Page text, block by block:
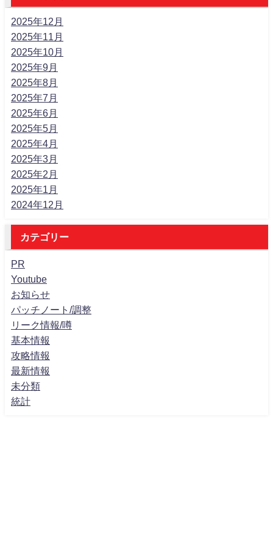
2025年12月
2025年11月
2025年10月
2025年9月
2025年8月
2025年7月
2025年6月
2025年5月
2025年4月
2025年3月
2025年2月
2025年1月
2024年12月
カテゴリー
PR
Youtube
お知らせ
パッチノート/調整
リーク情報/噂
基本情報
攻略情報
最新情報
未分類
統計